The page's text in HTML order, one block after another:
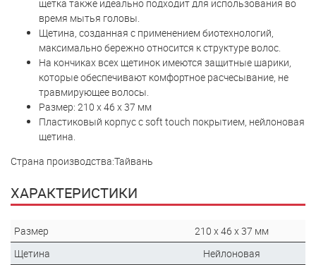
щетка также идеально подходит для использования во
время мытья головы.
Щетина, созданная с применением биотехнологий,
максимально бережно относится к структуре волос.
На кончиках всех щетинок имеются защитные шарики,
которые обеспечивают комфортное расчесывание, не
травмирующее волосы.
Размер: 210 x 46 x 37 мм
Пластиковый корпус с soft touch покрытием, нейлоновая
щетина.
Страна производства:Тайвань
ХАРАКТЕРИСТИКИ
Размер
210 x 46 x 37 мм
Щетина
Нейлоновая